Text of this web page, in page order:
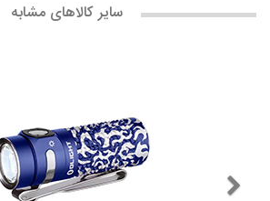
سایر کالاهای مشابه